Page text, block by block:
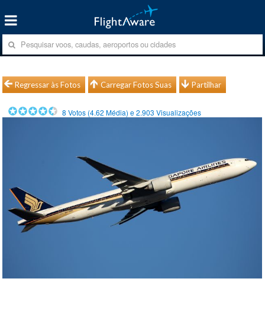
Regressar às Fotos Carregar Fotos Suas Partilhar
8 Votos (4.62 Média) e2.903 Visualizações